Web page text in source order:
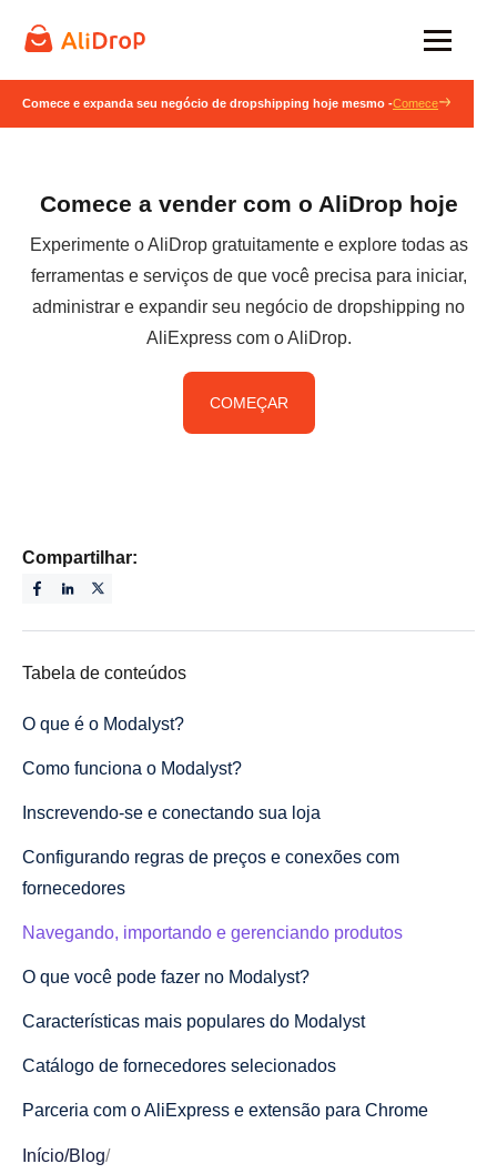
Comece e expanda seu negócio de dropshipping hoje mesmo -Comece
Comece a vender com o AliDrop hoje
Experimente o AliDrop gratuitamente e explore todas as
ferramentas e serviços de que você precisa para iniciar,
administrar e expandir seu negócio de dropshipping no
AliExpress com o AliDrop.
COMEÇAR
Compartilhar:
Tabela de conteúdos
O que é o Modalyst?
Como funciona o Modalyst?
Inscrevendo-se e conectando sua loja
Configurando regras de preços e conexões com
fornecedores
Navegando, importando e gerenciando produtos
O que você pode fazer no Modalyst?
Características mais populares do Modalyst
Catálogo de fornecedores selecionados
Parceria com o AliExpress e extensão para Chrome
Sincronização automatizada de inventário
Início/Blog/